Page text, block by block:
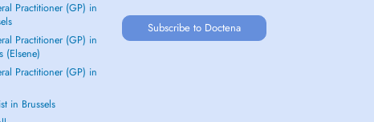
Practitioner (GP) in
Practitioner (GP) in
(Elsene)
Practitioner (GP) in
in Brussels
Subscribe to Doctena